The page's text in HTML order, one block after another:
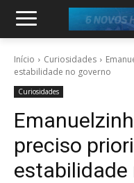
Início Curiosidades
estabilidade no governo
Curiosidades
preciso
estabilidade